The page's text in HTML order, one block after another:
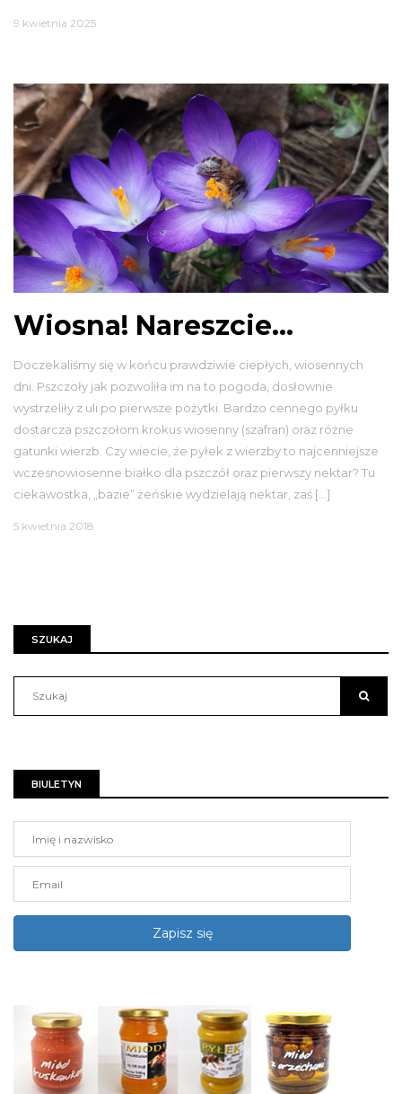
9 kwietnia 2025
Wiosna! Nareszcie…
Doczekaliśmy się w końcu prawdziwie ciepłych, wiosennych
dni. Pszczoły jak pozwoliła im na to pogoda, dosłownie
wystrzeliły z uli po pierwsze pożytki. Bardzo cennego pyłku
dostarcza pszczołom krokus wiosenny (szafran) oraz różne
gatunki wierzb. Czy wiecie, że pyłek z wierzby to najcenniejsze
wczesnowiosenne białko dla pszczół oraz pierwszy nektar? Tu
ciekawostka, „bazie” żeńskie wydzielają nektar, zaś […]
5 kwietnia 2018
SZUKAJ
BIULETYN